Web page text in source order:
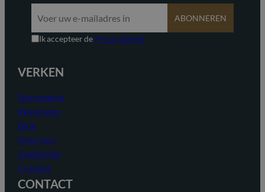
ABONNEREN
Ik accepteer de Privacybeleid
VERKEN
Startpagina
Woningen
Blog
Over ons
Zoekindex
Contact
CONTACT